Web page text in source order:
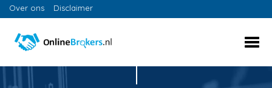
Over ons Disclaimer